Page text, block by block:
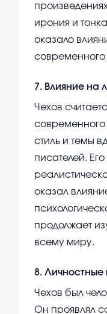
ирония и
оказало
7. Влияние на
Чехов
современного
стиль и темы
писателей.
оказал
продолжает
всему миру.
8. Личностные
Чехов был
Он проявлял